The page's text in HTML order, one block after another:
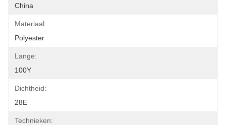
China
Materiaal:
Polyester
Lange:
100Y
Dichtheid:
28E
Technieken: